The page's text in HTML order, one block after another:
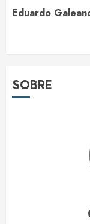
Eduardo
SOBRE